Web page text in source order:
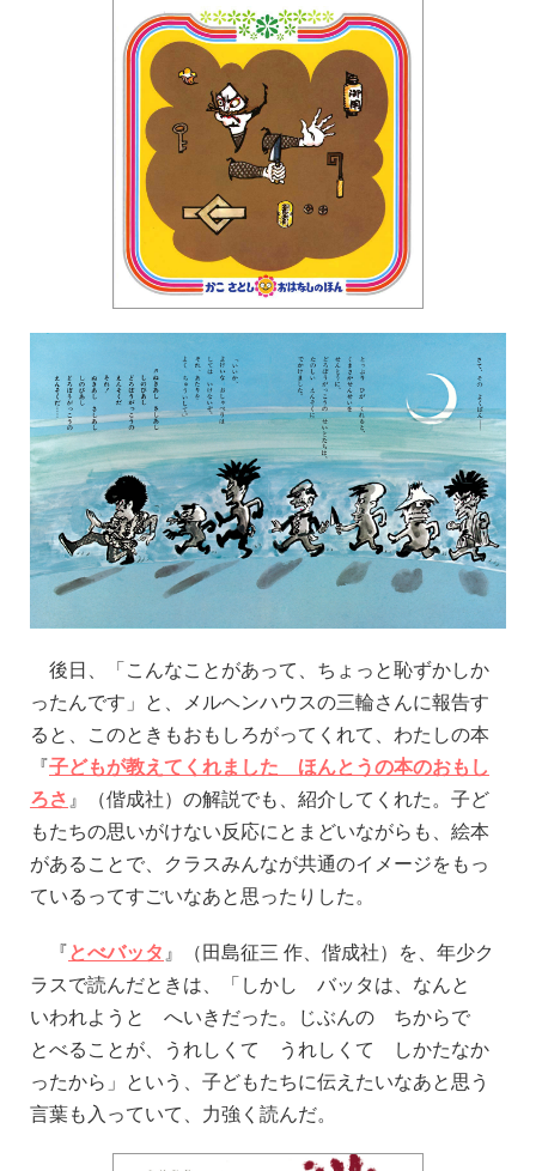
後日、「こんなことがあって、ちょっと恥ずかしか
ったんです」と、メルヘンハウスの三輪さんに報告す
ると、このときもおもしろがってくれて、わたしの本
『子どもが教えてくれました ほんとうの本のおもし
ろさ』（偕成社）の解説でも、紹介してくれた。子ど
もたちの思いがけない反応にとまどいながらも、絵本
があることで、クラスみんなが共通のイメージをもっ
ているってすごいなあと思ったりした。
『とべバッタ』（田島征三 作、偕成社）を、年少ク
ラスで読んだときは、「しかし バッタは、なんと
いわれようと へいきだった。じぶんの ちからで
とべることが、うれしくて うれしくて しかたなか
ったから」という、子どもたちに伝えたいなあと思う
言葉も入っていて、力強く読んだ。